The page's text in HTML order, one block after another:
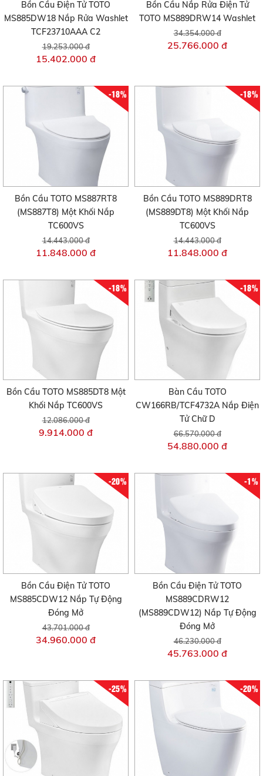
Bồn Cầu Điện Tử TOTO
MS885DW18 Nắp Rửa Washlet
TCF23710AAA C2
19.253.000 đ
15.402.000 đ
Bồn Cầu Nắp Rửa Điện Tử
TOTO MS889DRW14 Washlet
34.354.000 đ
25.766.000 đ
-18%
Bồn Cầu TOTO MS887RT8
(MS887T8) Một Khối Nắp
TC600VS
14.443.000 đ
11.848.000 đ
-18%
Bồn Cầu TOTO MS889DRT8
(MS889DT8) Một Khối Nắp
TC600VS
14.443.000 đ
11.848.000 đ
-18%
Bồn Cầu TOTO MS885DT8 Một
Khối Nắp TC600VS
12.086.000 đ
9.914.000 đ
-18%
Bàn Cầu TOTO
CW166RB/TCF4732A Nắp Điện
Tử Chữ D
66.570.000 đ
54.880.000 đ
-20%
Bồn Cầu Điện Tử TOTO
MS885CDW12 Nắp Tự Động
Đóng Mở
43.701.000 đ
34.960.000 đ
-1%
Bồn Cầu Điện Tử TOTO
MS889CDRW12
(MS889CDW12) Nắp Tự Động
Đóng Mở
46.230.000 đ
45.763.000 đ
-25% -20%